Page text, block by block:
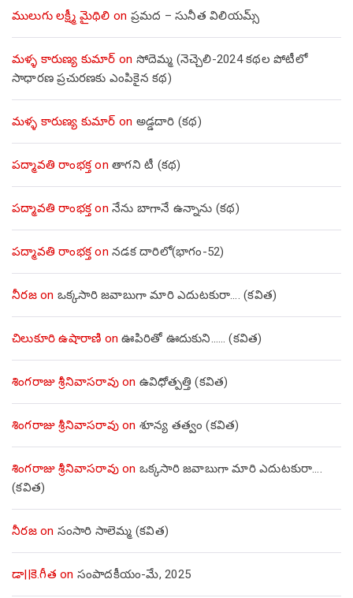
ములుగు లక్ష్మీ మైథిలి on ప్రమద – సునీత విలియమ్స్
మళ్ళ కారుణ్య కుమార్ on సోదెమ్మ (నెచ్చెలి-2024 కథల పోటీలో
సాధారణ ప్రచురణకు ఎంపికైన కథ)
మళ్ళ కారుణ్య కుమార్ on అడ్డదారి (కథ)
పద్మావతి రాంభక్తon తాగని టీ (కథ)
పద్మావతి రాంభక్తon నేను బాగానే ఉన్నాను (క‌థ‌)
పద్మావతి రాంభక్తon నడక దారిలో(భాగం-52)
నీరజon ఒక్కసారి జవాబుగా మారి ఎదుటకురా…. (కవిత)
చిలుకూరి ఉషారాణి onఊపిరితో ఊదుకుని…… (కవిత)
శింగరాజు శ్రీనివాసరావుon ఉవిధోత్పత్తి (కవిత)
శింగరాజు శ్రీనివాసరావుon శూన్య తత్వం (కవిత)
శింగరాజు శ్రీనివాసరావుon ఒక్కసారి జవాబుగా మారి ఎదుటకురా….
(కవిత)
నీరజon సంసారి సాలెమ్మ (కవిత)
డా||కె.గీత on సంపాదకీయం-మే, 2025